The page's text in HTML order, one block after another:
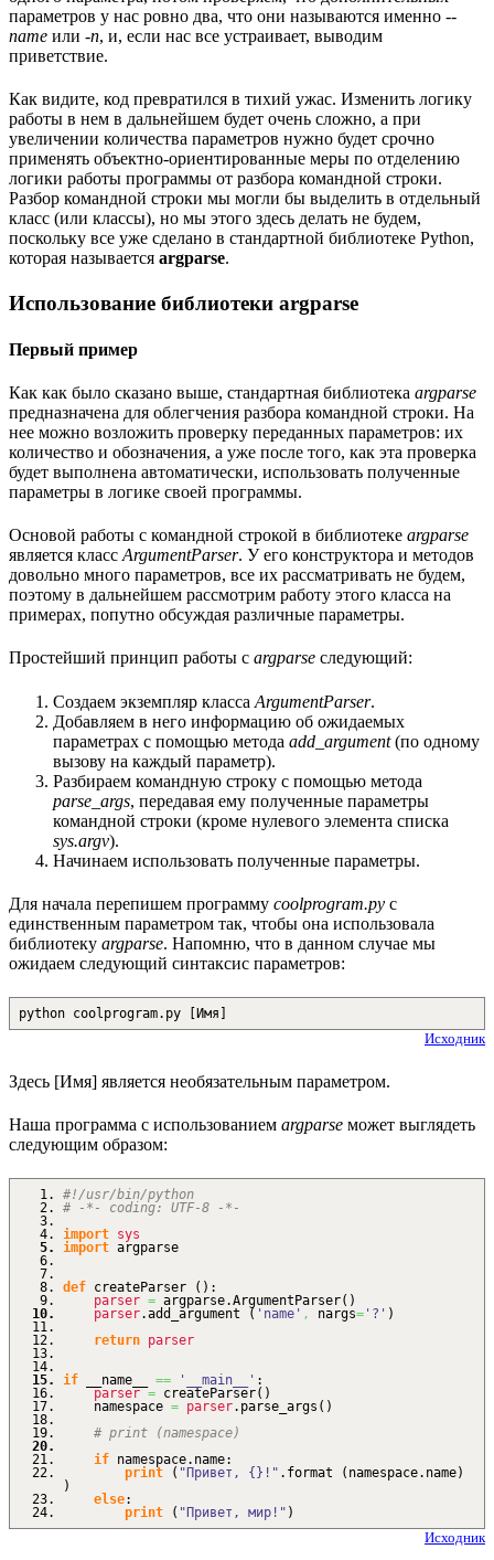
параметров у нас ровно два, что они называются именно --
name или -n, и, если нас все устраивает, выводим
приветствие.
Как видите, код превратился в тихий ужас. Изменить логику
работы в нем в дальнейшем будет очень сложно, а при
увеличении количества параметров нужно будет срочно
применять объектно-ориентированные меры по отделению
логики работы программы от разбора командной строки.
Разбор командной строки мы могли бы выделить в отдельный
класс (или классы), но мы этого здесь делать не будем,
поскольку все уже сделано в стандартной библиотеке Python,
которая называется argparse.
Использование библиотеки argparse
Первый пример
Как как было сказано выше, стандартная библиотека argparse
предназначена для облегчения разбора командной строки. На
нее можно возложить проверку переданных параметров: их
количество и обозначения, а уже после того, как эта проверка
будет выполнена автоматически, использовать полученные
параметры в логике своей программы.
Основой работы с командной строкой в библиотеке argparse
является класс ArgumentParser. У его конструктора и методов
довольно много параметров, все их рассматривать не будем,
поэтому в дальнейшем рассмотрим работу этого класса на
примерах, попутно обсуждая различные параметры.
Простейший принцип работы с argparse следующий:
Создаем экземпляр класса ArgumentParser.
Добавляем в него информацию об ожидаемых
параметрах с помощью метода add_argument(по одному
вызову на каждый параметр).
Разбираем командную строку с помощью метода
parse_args, передавая ему полученные параметры
командной строки (кроме нулевого элемента списка
sys.argv).
Начинаем использовать полученные параметры.
Для начала перепишем программу coolprogram.py с
единственным параметром так, чтобы она использовала
библиотеку argparse. Напомню, что в данном случае мы
ожидаем следующий синтаксис параметров:
python coolprogram.py [Имя]
Исходник
Здесь [Имя] является необязательным параметром.
Наша программа с использованием argparse может выглядеть
следующим образом:
#!/usr/bin/python
# -*- coding: UTF-8 -*-
import sys
import argparse
def createParser ( ) :
parser = argparse.ArgumentParser( )
parser.add_argument ( 'name' , nargs= '?' )
return parser
if __name__ == '__main__' :
parser = createParser( )
namespace = parser. parse_args ( )
# print (namespace)
if namespace. name:
print
( "Привет, {}!" . format ( namespace. name)
)
else:
print
( "Привет, мир!" )
Исходник